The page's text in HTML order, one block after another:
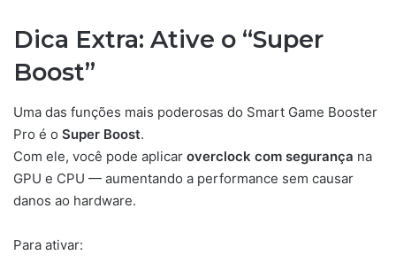
Dica Extra: Ative o “Super
Boost”
Uma das funções mais poderosas do Smart Game Booster
Pro é o Super Boost.
Com ele, você pode aplicar overclock com segurança na
GPU e CPU — aumentando a performance sem causar
danos ao hardware.
Para ativar: